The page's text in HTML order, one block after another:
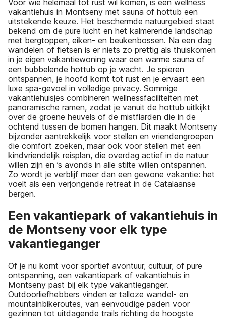
vakantiehuis in Montseny met sauna of hottub een
uitstekende keuze. Het beschermde natuurgebied staat
bekend om de pure lucht en het kalmerende landschap
met bergtoppen, eiken- en beukenbossen. Na een dag
wandelen of fietsen is er niets zo prettig als thuiskomen
in je eigen vakantiewoning waar een warme sauna of
een bubbelende hottub op je wacht. Je spieren
ontspannen, je hoofd komt tot rust en je ervaart een
luxe spa-gevoel in volledige privacy. Sommige
vakantiehuisjes combineren wellnessfaciliteiten met
panoramische ramen, zodat je vanuit de hottub uitkijkt
over de groene heuvels of de mistflarden die in de
ochtend tussen de bomen hangen. Dit maakt Montseny
bijzonder aantrekkelijk voor stellen en vriendengroepen
die comfort zoeken, maar ook voor stellen met een
kindvriendelijk reisplan, die overdag actief in de natuur
willen zijn en ’s avonds in alle stilte willen ontspannen.
Zo wordt je verblijf meer dan een gewone vakantie: het
voelt als een verjongende retreat in de Catalaanse
bergen.
Een vakantiepark of vakantiehuis in
de Montseny voor elk type
vakantieganger
Of je nu komt voor sportief avontuur, cultuur, of pure
ontspanning, een vakantiepark of vakantiehuis in
Montseny past bij elk type vakantieganger.
Outdoorliefhebbers vinden er talloze wandel- en
mountainbikeroutes, van eenvoudige paden voor
gezinnen tot uitdagende trails richting de hoogste